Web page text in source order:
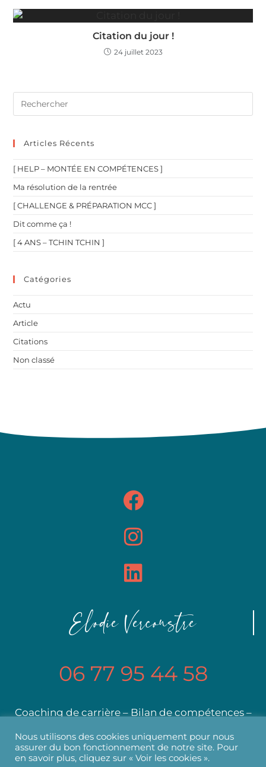
Citation du jour !
24 juillet 2023
Articles Récents
[ HELP – MONTÉE EN COMPÉTENCES ]
Ma résolution de la rentrée
[ CHALLENGE & PRÉPARATION MCC ]
Dit comme ça !
[ 4 ANS – TCHIN TCHIN ]
Catégories
Actu
Article
Citations
Non classé
Elodie Vercoustre
06 77 95 44 58
Coaching de carrière – Bilan de compétences –
Mentions légales Politique de confidentialité
Nous utilisons des cookies uniquement pour nous
assurer du bon fonctionnement de notre site. Pour
en savoir plus, cliquez sur « Voir les cookies ».